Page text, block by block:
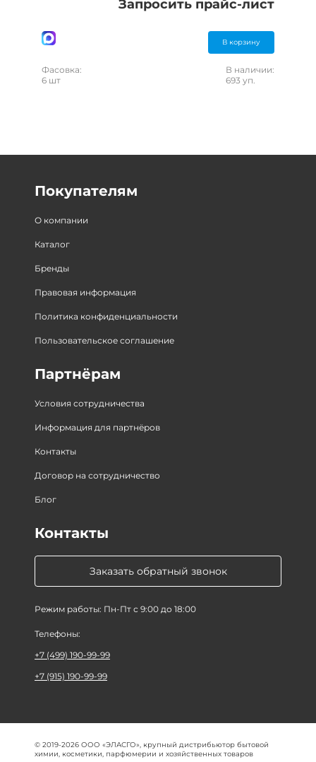
Запросить прайс-лист
В корзину
Фасовка:
6 шт
В наличии:
693 уп.
Покупателям
О компании
Каталог
Бренды
Правовая информация
Политика конфиденциальности
Пользовательское соглашение
Партнёрам
Условия сотрудничества
Информация для партнёров
Контакты
Договор на сотрудничество
Блог
Заказать обратный звонок
Режим работы: Пн-Пт с 9:00 до 18:00
Контакты
Телефоны:
+7 (499) 190-99-99
+7 (915) 190-99-99
© 2019-2026 ООО «ЭЛАСГО», крупный дистрибьютор бытовой
химии, косметики, парфюмерии и хозяйственных товаров